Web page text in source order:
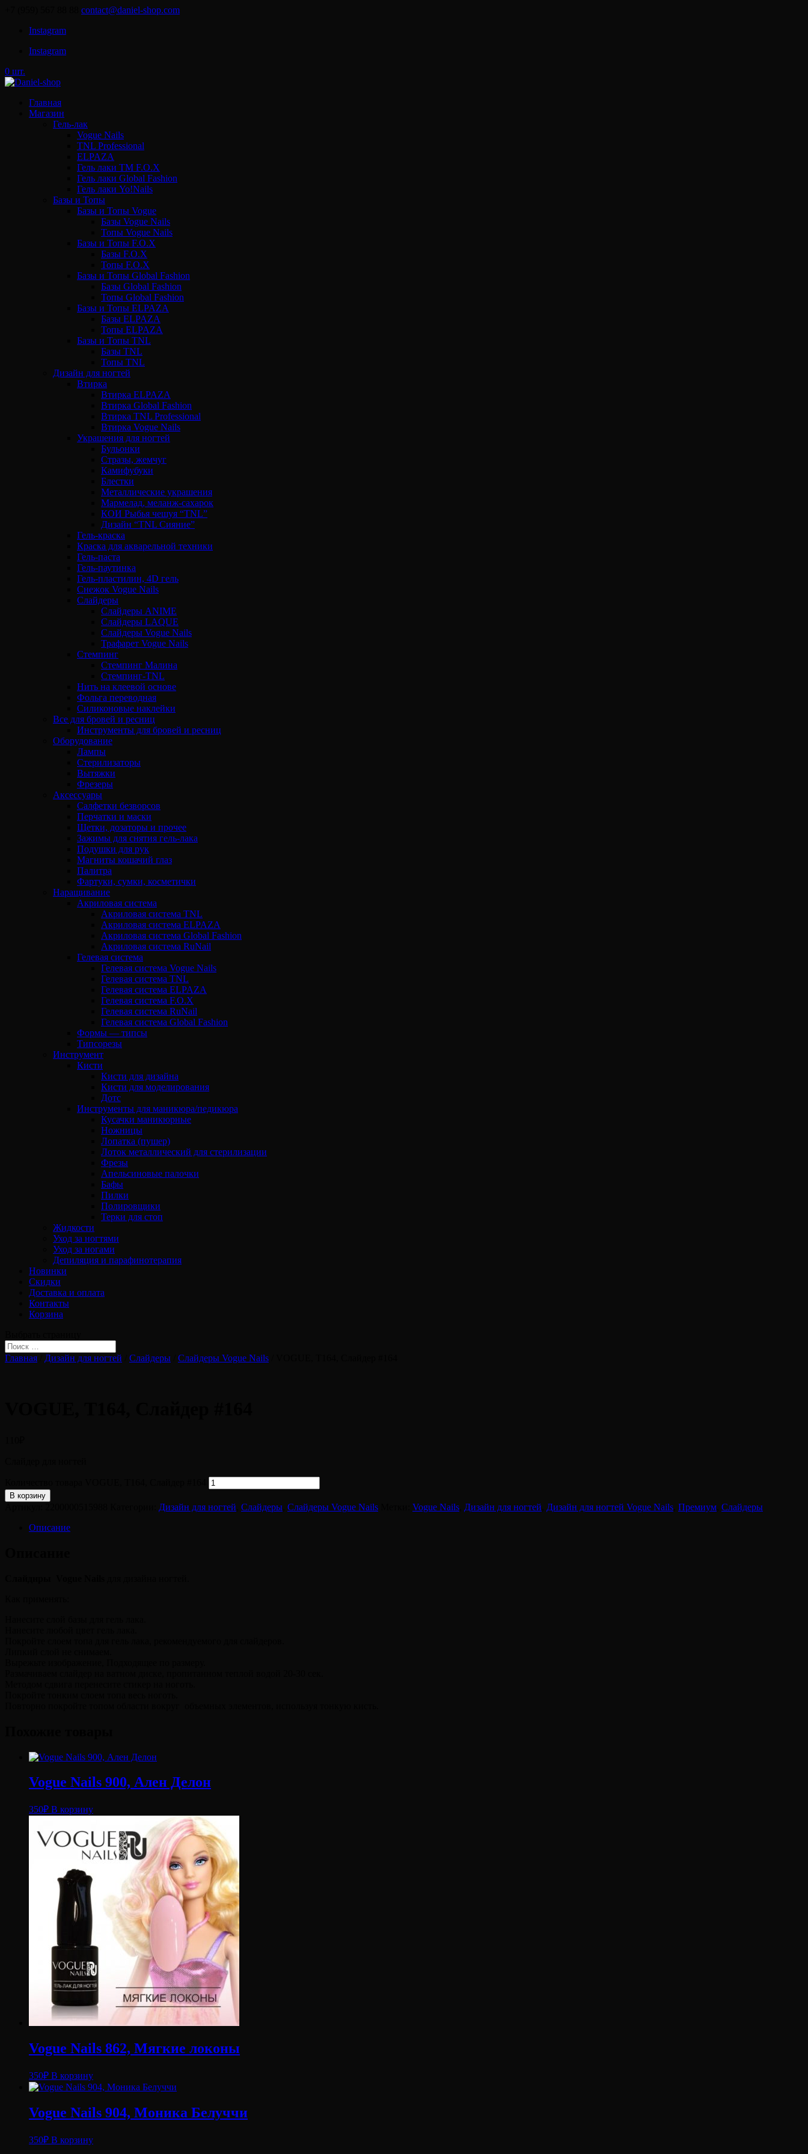
contact@daniel-shop.com
Instagram
Instagram
0 шт.
Главная
Магазин
Гель-лак
Vogue Nails
TNL Professional
ELPAZA
Гель лаки ТМ F.O.X
Гель лаки Global Fashion
Гель лаки Yo!Nails
Базы и Топы
Базы и Топы Vogue
Базы Vogue Nails
Топы Vogue Nails
Базы и Топы F.O.X
Базы F.O.X
Топы F.O.X
Базы и Топы Global Fashion
Базы Global Fashion
Топы Global Fashion
Базы и Топы ELPAZA
Базы ELPAZA
Топы ELPAZA
Базы и Топы TNL
Базы TNL
Топы TNL
Дизайн для ногтей
Втирка
Втирка ELPAZA
Втирка Global Fashion
Втирка TNL Professional
Втирка Vogue Nails
Украшения для ногтей
Бульонки
Стразы, жемчуг
Камифубуки
Блестки
Металлические украшения
Мармелад, меланж-сахарок
КОИ Рыбья чешуя “TNL”
Дизайн “TNL Сияние”
Гель-краска
Краска для акварельной техники
Гель-паста
Гель-паутинка
Гель-пластилин, 4D гель
Снежок Vogue Nails
Слайдеры
Слайдеры ANIME
Слайдеры LAQUE
Слайдеры Vogue Nails
Трафарет Vogue Nails
Стемпинг
Стемпинг Малина
Стемпинг-TNL
Нить на клеевой основе
Фольга переводная
Силиконовые наклейки
Все для бровей и ресниц
Инструменты для бровей и ресниц
Оборудование
Лампы
Стерилизаторы
Вытяжки
Фрезеры
Аксессуары
Салфетки безворсов
Перчатки и маски
Щетки, дозаторы и прочее
Зажимы для снятия гель-лака
Подушки для рук
Магниты кошачий глаз
Палитра
Фартуки, сумки, косметички
Наращивание
Акриловая система
Акриловая система TNL
Акриловая система ELPAZA
Акриловая система Global Fashion
Акриловая система RuNail
Гелевая система
Гелевая система Vogue Nails
Гелевая система TNL
Гелевая система ELPAZA
Гелевая система F.O.X
Гелевая система RuNail
Гелевая система Global Fashion
Формы — типсы
Типсорезы
Инструмент
Кисти
Кисти для дизайна
Кисти для моделирования
Дотс
Инструменты для маникюра/педикюра
Кусачки маникюрные
Ножницы
Лопатка (пушер)
Лоток металлический для стерилизации
Фрезы
Апельсиновые палочки
Бафы
Пилки
Полировщики
Терки для стоп
Жидкости
Уход за ногтями
Уход за ногами
Депиляция и парафинотерапия
Новинки
Скидки
Доставка и оплата
Контакты
Корзина
Главная Дизайн для ногтей Слайдеры Слайдеры Vogue Nails
В корзину
Дизайн для ногтей Слайдеры Слайдеры Vogue Nails Vogue Nails Дизайн для ногтей Дизайн для ногтей Vogue Nails Премиум Слайдеры
Описание
Vogue Nails 900, Ален Делон
350₽ В корзину
Vogue Nails 862, Мягкие локоны
350₽ В корзину
Vogue Nails 904, Моника Белуччи
350₽ В корзину